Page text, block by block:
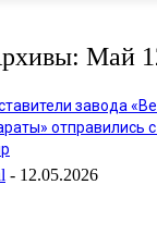
Май
завода
отправились
- 12.05.2026